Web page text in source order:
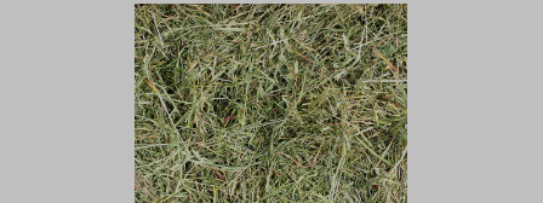
Bildergalerie überspringen